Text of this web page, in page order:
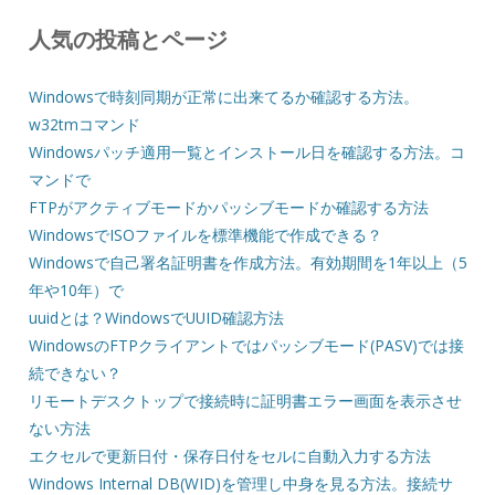
人気の投稿とページ
Windowsで時刻同期が正常に出来てるか確認する方法。
w32tmコマンド
Windowsパッチ適用一覧とインストール日を確認する方法。コ
マンドで
FTPがアクティブモードかパッシブモードか確認する方法
WindowsでISOファイルを標準機能で作成できる？
Windowsで自己署名証明書を作成方法。有効期間を1年以上（5
年や10年）で
uuidとは？WindowsでUUID確認方法
WindowsのFTPクライアントではパッシブモード(PASV)では接
続できない？
リモートデスクトップで接続時に証明書エラー画面を表示させ
ない方法
エクセルで更新日付・保存日付をセルに自動入力する方法
Windows Internal DB(WID)を管理し中身を見る方法。接続サ